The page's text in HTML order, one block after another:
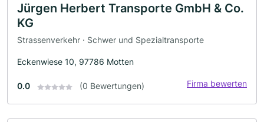
Jürgen Herbert Transporte GmbH & Co.
KG
Strassenverkehr · Schwer und Spezialtransporte
Eckenwiese 10, 97786 Motten
0.0 (0 Bewertungen) Firma bewerten